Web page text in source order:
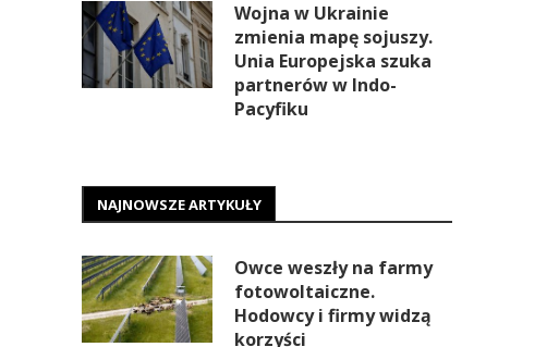
Wojna w Ukrainie
zmienia mapę sojuszy.
Unia Europejska szuka
partnerów w Indo-
Pacyfiku
NAJNOWSZE ARTYKUŁY
Owce weszły na farmy
fotowoltaiczne.
Hodowcy i firmy widzą
korzyści